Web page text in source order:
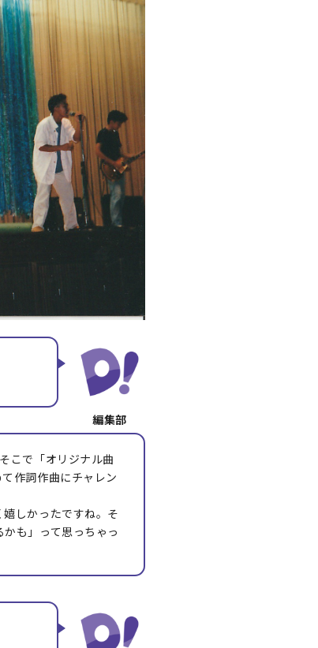
こで「オリジナル曲
作詞作曲にチャレン
しかったですね。そ
も」って思っちゃっ